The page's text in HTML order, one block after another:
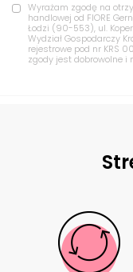
Wyrażam zgodę na
handlowej od FIORE
Łodzi (90-553), ul.
Wydział Gospodarczy
rejestrowe pod nr KRS
zgody jest dobrowolne i